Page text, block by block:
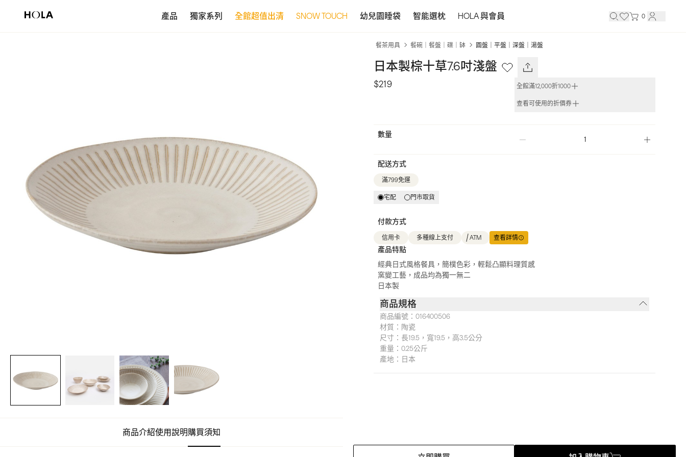
產品 獨家系列 全館超值出清 SNOW TOUCH 幼兒園睡袋 智能選枕 HOLA 與會員 0
商品介紹使用說明購買須知
餐茶用具 餐碗｜餐盤｜碟｜缽 圓盤｜平盤｜深盤｜湯盤
日本製棕十草7.6吋淺盤
$219 全館滿12,000折1000
查看可使用的折價券
數量
配送方式
滿799免運
宅配 門市取貨
付款方式
信用卡 多種線上支付 ATM 查看詳情
產品特點
經典日式風格餐具，簡樸色彩，輕鬆凸顯料理質感
窯變工藝，成品均為獨一無二
日本製
商品規格
商品編號： 016400506
材質： 陶瓷
尺寸： 長19.5，寬19.5，高3.5公分
重量： 0.25公斤
產地： 日本